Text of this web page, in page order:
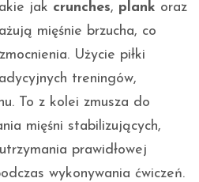
jak crunches, plank oraz
mięśnie brzucha, co
Użycie piłki
treningów,
To z kolei zmusza do
mięśni stabilizujących,
prawidłowej
wykonywania ćwiczeń.